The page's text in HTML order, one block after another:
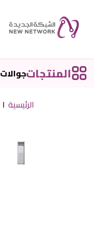
المنتجاتجوالات
الرئيسية